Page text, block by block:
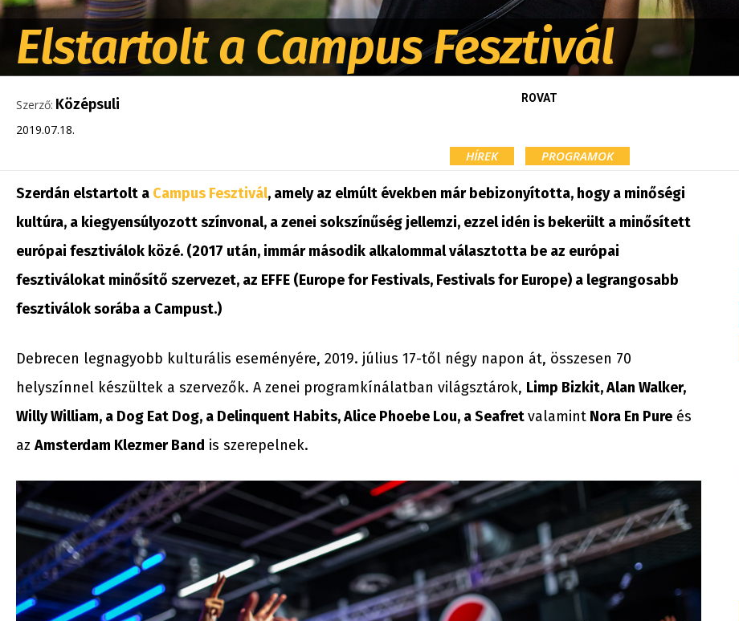
Elstartolt a Campus Fesztivál
Szerző: Középsuli
2019.07.18.
ROVAT
HÍREK PROGRAMOK
Szerdán elstartolt a Campus Fesztivál, amely az elmúlt években már bebizonyította, hogy a minőségi
kultúra, a kiegyensúlyozott színvonal, a zenei sokszínűség jellemzi, ezzel idén is bekerült a minősített
európai fesztiválok közé. (2017 után, immár második alkalommal választotta be az európai
fesztiválokat minősítő szervezet, az EFFE (Europe for Festivals, Festivals for Europe) a legrangosabb
fesztiválok sorába a Campust.)
Debrecen legnagyobb kulturális eseményére, 2019. július 17-től négy napon át, összesen 70
helyszínnel készültek a szervezők. A zenei programkínálatban világsztárok, Limp Bizkit, Alan Walker,
Willy William, a Dog Eat Dog, a Delinquent Habits, Alice Phoebe Lou, a Seafretvalamint Nora En Pure és
azAmsterdam Klezmer Band is szerepelnek.